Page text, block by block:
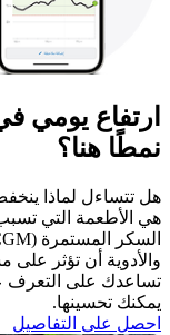
ارتفاع يومي
نمطًا هنا؟
هل تتساءل لماذا
هي الأطعمة التي
والأدوية أن تؤثر
تساعدك على التعرف
يمكنك تحسينها. ​
احصل على التفاصيل